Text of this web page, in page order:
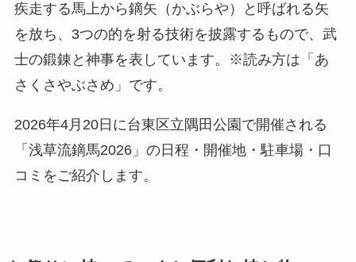
疾走する馬上から鏑矢（かぶらや）と呼ばれる矢
を放ち、3つの的を射る技術を披露するもので、武
士の鍛錬と神事を表しています。※読み方は「あ
さくさやぶさめ」です。
2026年4月20日に台東区立隅田公園で開催される
「浅草流鏑馬2026」の日程・開催地・駐車場・口
コミをご紹介します。